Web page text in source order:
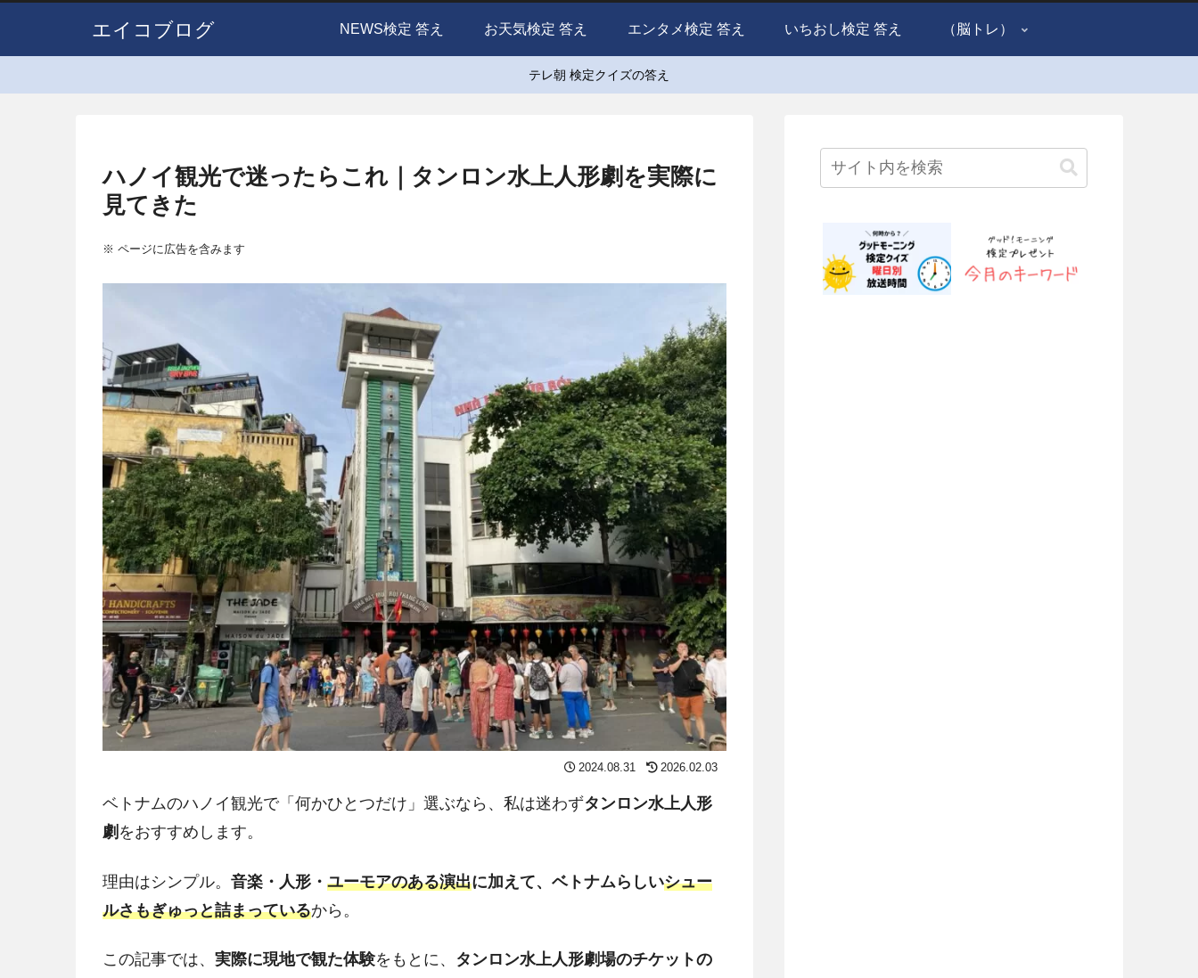
エイコブログ NEWS検定 答え お天気検定 答え エンタメ検定 答え いちおし検定 答え （脳トレ）
テレ朝 検定クイズの答え
ハノイ観光で迷ったらこれ｜タンロン水上人形劇を実際に
見てきた
※ ページに広告を含みます
2024.08.31 2026.02.03
ベトナムのハノイ観光で「何かひとつだけ」選ぶなら、私は迷わずタンロン水上人形
劇 をおすすめします。
理由はシンプル。 音楽・人形・ ユーモアのある演出に加えて、ベトナムらしいシュー
ルさもぎゅっと詰まっているから。
この記事では、 実際に現地で観た体験をもとに、
タンロン水上人形劇場のチケットの